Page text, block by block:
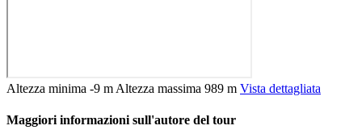
Altezza minima -9 m Altezza massima 989 m Vista dettagliata
Maggiori informazioni sull'autore del tour